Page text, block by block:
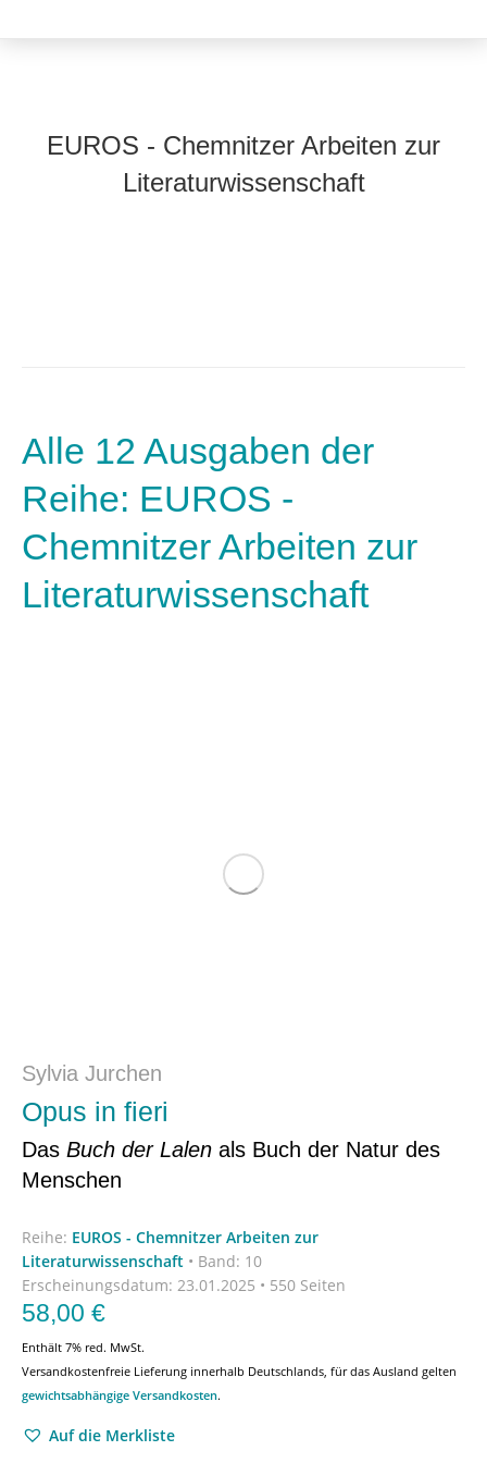
EUROS - Chemnitzer Arbeiten zur
Literaturwissenschaft
Alle 12 Ausgaben der
Reihe: EUROS -
Chemnitzer Arbeiten zur
Literaturwissenschaft
Sylvia Jurchen
Opus in fieri
Das Buch der Lalen als Buch der Natur des
Menschen
Reihe: EUROS - Chemnitzer Arbeiten zur
Literaturwissenschaft • Band: 10
Erscheinungsdatum: 23.01.2025 • 550 Seiten
58,00 €
Enthält 7% red. MwSt.
Versandkostenfreie Lieferung innerhalb Deutschlands, für das Ausland gelten
gewichtsabhängige Versandkosten.
Auf die Merkliste